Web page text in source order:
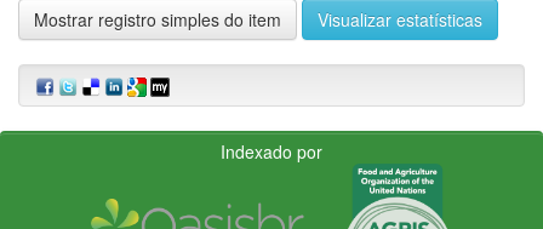
Mostrar registro simples do item Visualizar estatísticas
Indexado por